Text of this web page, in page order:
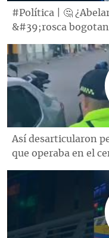
#Política | 🤔
&#39;rosca
Así desarticularon
que operaba en el